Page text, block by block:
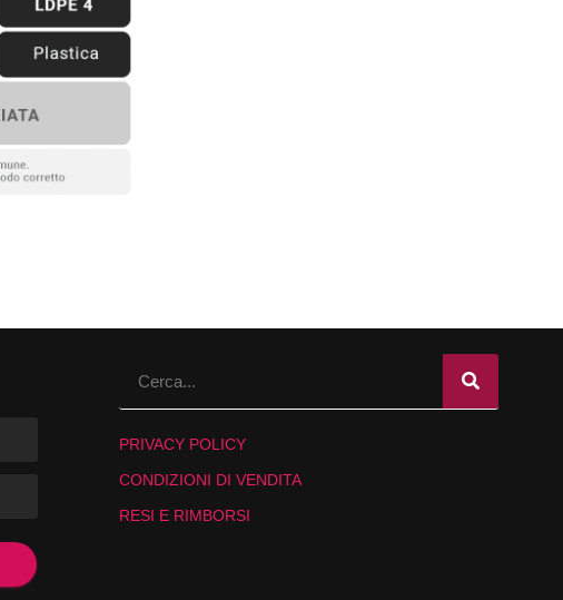
PRIVACY POLICY
CONDIZIONI DI VENDITA
RESI E RIMBORSI